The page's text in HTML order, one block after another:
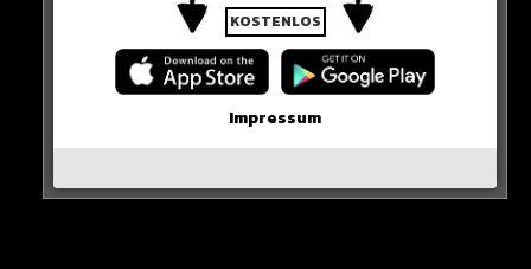
KOSTENLOS
Impressum